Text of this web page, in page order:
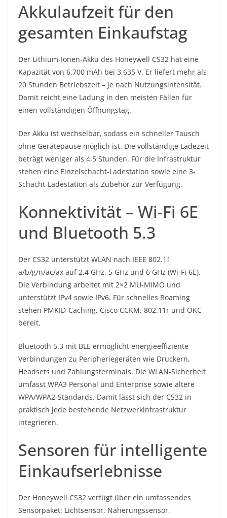
Akkulaufzeit für den
gesamten Einkaufstag
Der Lithium-Ionen-Akku des Honeywell CS32 hat eine
Kapazität von 6.700 mAh bei 3,635 V. Er liefert mehr als
20 Stunden Betriebszeit – je nach Nutzungsintensität.
Damit reicht eine Ladung in den meisten Fällen für
einen vollständigen Öffnungstag.
Der Akku ist wechselbar, sodass ein schneller Tausch
ohne Gerätepause möglich ist. Die vollständige Ladezeit
beträgt weniger als 4,5 Stunden. Für die Infrastruktur
stehen eine Einzelschacht-Ladestation sowie eine 3-
Schacht-Ladestation als Zubehör zur Verfügung.
Konnektivität – Wi-Fi 6E
und Bluetooth 5.3
Der CS32 unterstützt WLAN nach IEEE 802.11
a/b/g/n/ac/ax auf 2,4 GHz, 5 GHz und 6 GHz (Wi-Fi 6E).
Die Verbindung arbeitet mit 2×2 MU-MIMO und
unterstützt IPv4 sowie IPv6. Für schnelles Roaming
stehen PMKID-Caching, Cisco CCKM, 802.11r und OKC
bereit.
Bluetooth 5.3 mit BLE ermöglicht energieeffiziente
Verbindungen zu Peripheriegeräten wie Druckern,
Headsets und Zahlungsterminals. Die WLAN-Sicherheit
umfasst WPA3 Personal und Enterprise sowie ältere
WPA/WPA2-Standards. Damit lässt sich der CS32 in
praktisch jede bestehende Netzwerkinfrastruktur
integrieren.
Sensoren für intelligente
Einkaufserlebnisse
Der Honeywell CS32 verfügt über ein umfassendes
Sensorpaket: Lichtsensor, Näherungssensor,